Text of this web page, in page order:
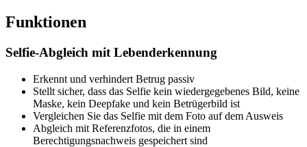
Funktionen
Selfie-Abgleich mit Lebenderkennung
Erkennt und verhindert Betrug passiv
Stellt sicher, dass das Selfie kein wiedergegebenes Bild, keine
Maske, kein Deepfake und kein Betrügerbild ist
Vergleichen Sie das Selfie mit dem Foto auf dem Ausweis
Abgleich mit Referenzfotos, die in einem
Berechtigungsnachweis gespeichert sind